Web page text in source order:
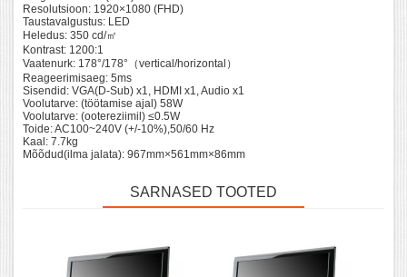
Resolutsioon: 1920×1080 (FHD)
Taustavalgustus: LED
Heledus: 350 cd/㎡
Kontrast: 1200:1
Vaatenurk: 178°/178°（vertical/horizontal）
Reageerimisaeg: 5ms
Sisendid: VGA(D-Sub) x1, HDMI x1, Audio x1
Voolutarve: (töötamise ajal) 58W
Voolutarve: (ootereziimil) ≤0.5W
Toide: AC100~240V (+/-10%),50/60 Hz
Kaal: 7.7kg
Mõõdud(ilma jalata): 967mm×561mm×86mm
SARNASED TOOTED